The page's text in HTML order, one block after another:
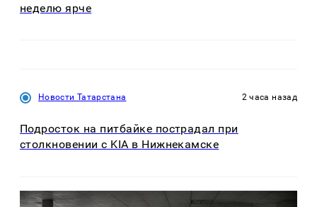
неделю ярче
Новости Татарстана 2 часа назад
Подросток на питбайке пострадал при
столкновении с KIA в Нижнекамске